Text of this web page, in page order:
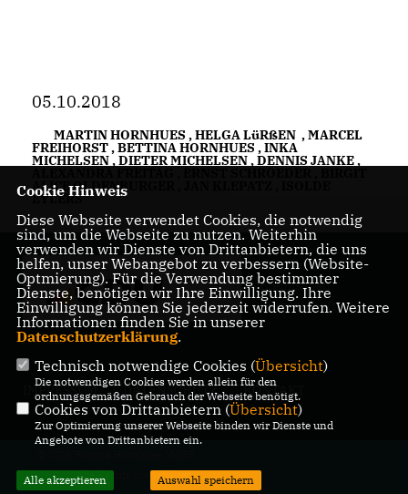
05.10.2018
MARTIN HORNHUES ,HELGA LüRßEN ,MARCEL
FREIHORST,BETTINA HORNHUES ,INKA
MICHELSEN,DIETER MICHELSEN,DENNIS JANKE,
ALICE OLDENBURGER
EYLERS
Mitglied der
Bremischen
Bürgerschaft
IMPRESSUM DATENSCHUTZ KONTAKT
Alle Rechte vorbehalten.
Cookie Hinweis
Diese Webseite verwendet Cookies, die notwendig
sind, um die Webseite zu nutzen. Weiterhin
verwenden wir Dienste von Drittanbietern, die uns
helfen, unser Webangebot zu verbessern (Website-
Optmierung). Für die Verwendung bestimmter
Dienste, benötigen wir Ihre Einwilligung. Ihre
Einwilligung können Sie jederzeit widerrufen. Weitere
Informationen finden Sie in unserer
Datenschutzerklärung.
Technisch notwendige Cookies (Übersicht)
Die notwendigen Cookies werden allein für den
ordnungsgemäßen Gebrauch der Webseite benötigt.
Cookies von Drittanbietern (Übersicht)
Zur Optimierung unserer Webseite binden wir Dienste und
Angebote von Drittanbietern ein.
Alle akzeptieren Auswahl speichern